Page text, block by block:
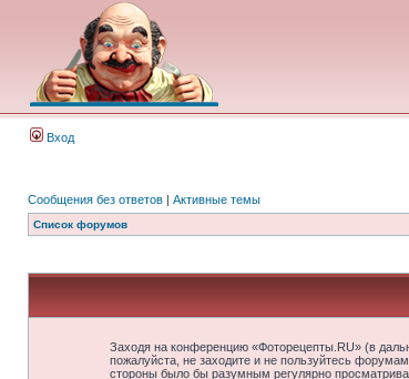
Вход
Сообщения без ответов | Активные темы
Список форумов
Заходя на конференцию «Фоторецепты.RU» (в
пожалуйста, не заходите и не пользуйтесь
стороны было бы разумным регулярно